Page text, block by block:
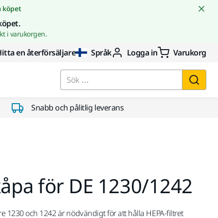
köpet
i varukorgen.
en återförsäljare Språk Logga in Varukorg
Sök …
Snabb och pålitlig leverans
för DE 1230/1242
1230 och 1242 är nödvändigt för att hålla HEPA-filtret